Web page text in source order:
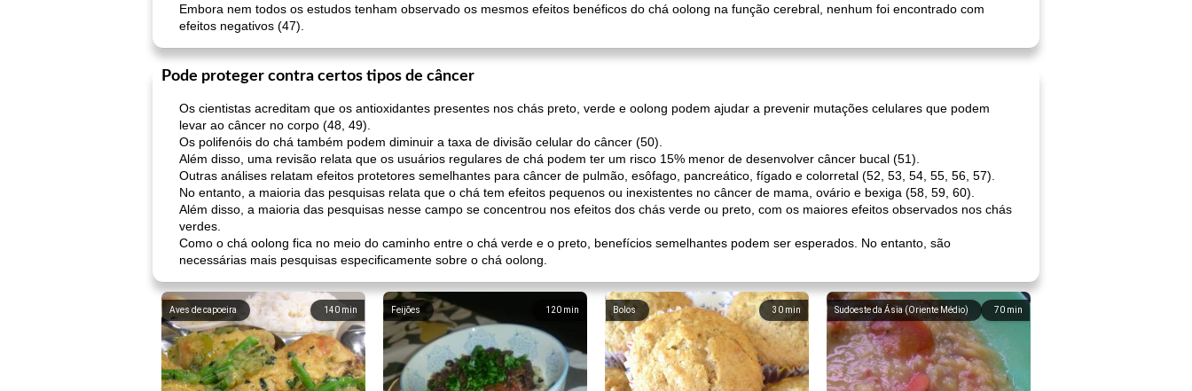
Embora nem todos os estudos tenham observado os mesmos efeitos benéficos do chá oolong na função cerebral, nenhum foi encontrado com
efeitos negativos (47).
Pode proteger contra certos tipos de câncer
Os cientistas acreditam que os antioxidantes presentes nos chás preto, verde e oolong podem ajudar a prevenir mutações celulares que podem
levar ao câncer no corpo (48, 49).
Os polifenóis do chá também podem diminuir a taxa de divisão celular do câncer (50).
Além disso, uma revisão relata que os usuários regulares de chá podem ter um risco 15% menor de desenvolver câncer bucal (51).
Outras análises relatam efeitos protetores semelhantes para câncer de pulmão, esôfago, pancreático, fígado e colorretal (52, 53, 54, 55, 56, 57).
No entanto, a maioria das pesquisas relata que o chá tem efeitos pequenos ou inexistentes no câncer de mama, ovário e bexiga (58, 59, 60).
Além disso, a maioria das pesquisas nesse campo se concentrou nos efeitos dos chás verde ou preto, com os maiores efeitos observados nos chás
verdes.
Como o chá oolong fica no meio do caminho entre o chá verde e o preto, benefícios semelhantes podem ser esperados. No entanto, são
necessárias mais pesquisas especificamente sobre o chá oolong.
140 min
Aves de capoeira 120 min
Feijões 30 min
Bolos 70 min
Sudoeste da Ásia (Oriente Médio)